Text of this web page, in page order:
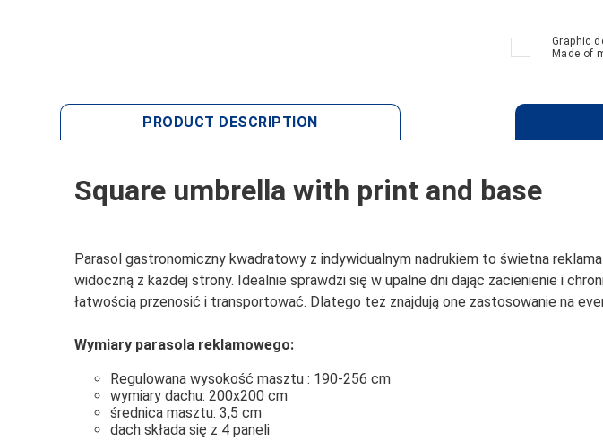
Graphic
Made of
PRODUCT DESCRIPTION
Square umbrella with print and base
Parasol gastronomiczny kwadratowy z indywidualnym nadrukiem to świetna
widoczną z każdej strony. Idealnie sprawdzi się w upalne dni dając zacienienie i
łatwością przenosić i transportować. Dlatego też znajdują one zastosowanie na
Wymiary parasola reklamowego:
Regulowana wysokość masztu : 190-256 cm
wymiary dachu: 200x200 cm
średnica masztu: 3,5 cm
dach składa się z 4 paneli